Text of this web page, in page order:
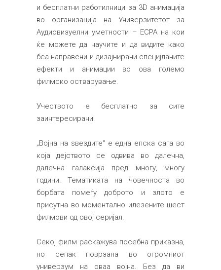
и бесплатни работилници за 3D анимација
во организација на Универзитетот за
Аудиовизуелни уметности – ЕСРА на кои
ќе можете да научите и да видите како
беа направени и дизајнирани специјланите
ефекти и анимации во ова големо
филмско остварување.
Учеството е бесплатно за сите
заинтересирани!
„Војна на ѕвездите“ е една епска сага во
која дејството се одвива во далечна,
далечна галаксија пред многу, многу
години. Тематиката на човечноста во
борбата помеѓу доброто и злото е
присутна во моментално илезените шест
филмови од овој серијал.
Секој филм раскажува посебна приказна,
но сепак поврзана во огромниот
универзум на оваа војна. Без да ви